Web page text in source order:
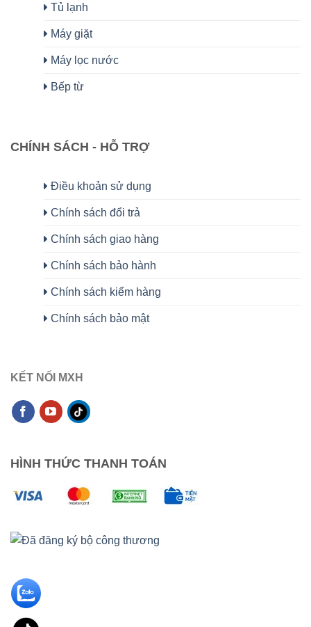
Tủ lạnh
Máy giặt
Máy lọc nước
Bếp từ
CHÍNH SÁCH - HỖ TRỢ
Điều khoản sử dụng
Chính sách đổi trả
Chính sách giao hàng
Chính sách bảo hành
Chính sách kiểm hàng
Chính sách bảo mật
KẾT NỐI MXH
HÌNH THỨC THANH TOÁN